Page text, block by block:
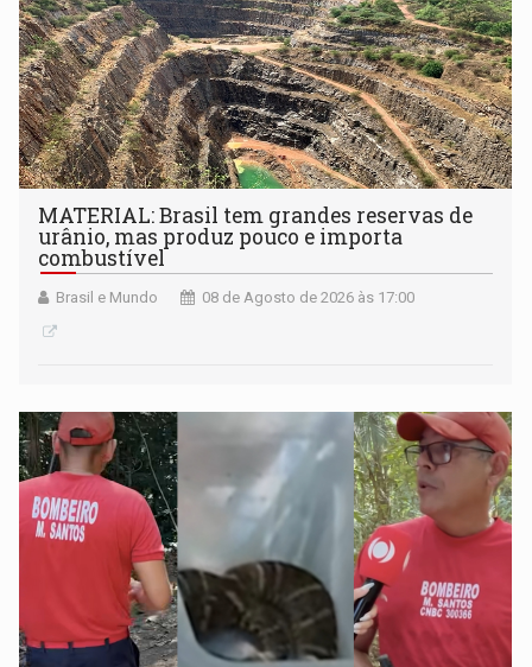
MATERIAL: Brasil tem grandes reservas de
urânio, mas produz pouco e importa
combustível
Brasil e Mundo 08 de Agosto de 2026 às 17:00